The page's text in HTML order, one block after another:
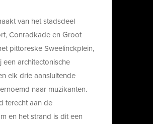
van het stadsdeel
Conradkade en Groot
pittoreske Sweelinckplein,
architectonische
elk drie aansluitende
naar muzikanten.
terecht aan de
en het strand is dit een